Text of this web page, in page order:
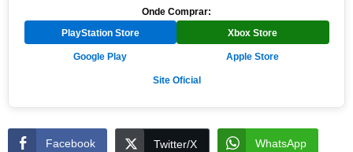
Onde Comprar:
PlayStation Store Xbox Store
Google Play Apple Store
Site Oficial
Facebook Twitter/X WhatsApp